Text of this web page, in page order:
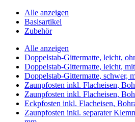
Alle anzeigen
Basisartikel
Zubehör
Alle anzeigen
Doppelstab-Gittermatte, leicht,
Doppelstab-Gittermatte, leicht,
Doppelstab-Gittermatte, schwer,
Zaunpfosten inkl. Flacheisen,
Zaunpfosten inkl. Flacheisen,
Eckpfosten inkl. Flacheisen,
Zaunpfosten inkl. separater